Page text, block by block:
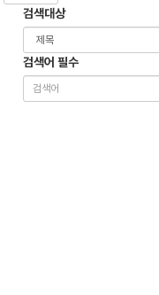
검색대상
검색어 필수